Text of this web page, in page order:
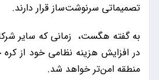
تصمیماتی سرنوشت‌ساز قرار دارند.
به گفته هگست، زمانی که سایر
در افزایش هزینه نظامی خود از کره
منطقه امن‌تر خواهد شد.